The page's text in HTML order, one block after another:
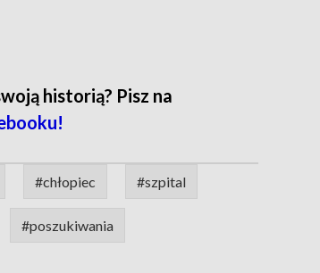
historią? Pisz na
#chłopiec #szpital
#poszukiwania